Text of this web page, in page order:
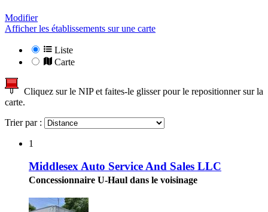
Modifier
Afficher les établissements sur une carte
Liste
Carte
Cliquez sur le NIP et faites-le glisser pour le repositionner sur la
carte.
Trier par :
1
Middlesex Auto Service And Sales LLC
Concessionnaire U-Haul dans le voisinage